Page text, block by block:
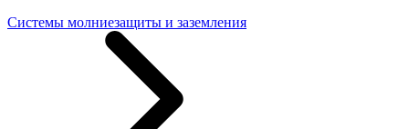
Системы молниезащиты и заземления